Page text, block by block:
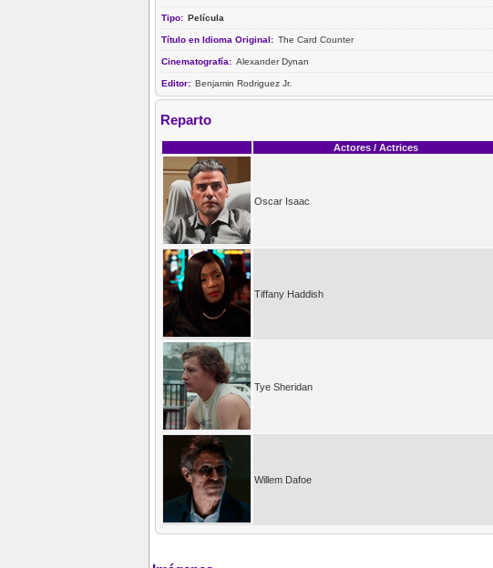
Tipo: Película
Título en Idioma Original: The Card Counter
Cinematografía: Alexander Dynan
Editor: Benjamin Rodriguez Jr.
Reparto
Actores / Actrices
Oscar Isaac
Tiffany Haddish
Tye Sheridan
Willem Dafoe